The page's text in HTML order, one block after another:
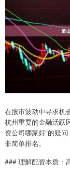
在股市波动中寻求机
杭州重要的金融活跃
资公司哪家好”的疑
非简单排名。
### 理解配资本质：